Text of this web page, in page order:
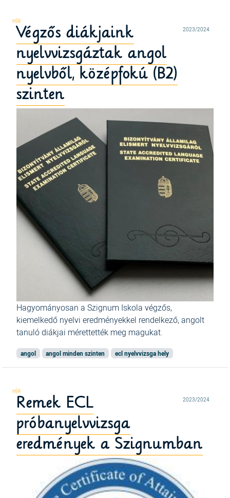
2023/2024
Végzős diákjaink
nyelvvizsgáztak angol
nyelvből, középfokú (B2)
szinten
Hagyományosan a Szignum Iskola végzős,
kiemelkedő nyelvi eredményekkel rendelkező, angolt
tanuló diákjai mérettették meg magukat.
angol angol minden szinten ecl nyelvvizsga hely
2023/2024
Remek ECL
próbanyelvvizsga
eredmények a Szignumban